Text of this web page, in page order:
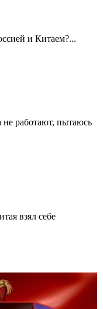
и Китаем?...
работают, пытаюсь
взял себе